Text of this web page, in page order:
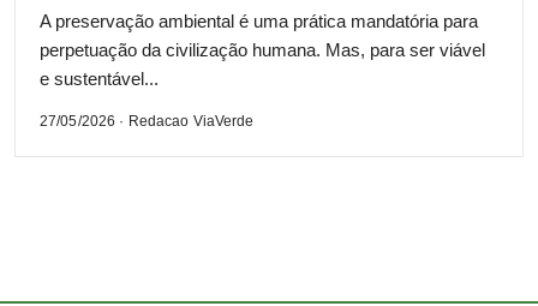
A preservação ambiental é uma prática mandatória para
perpetuação da civilização humana. Mas, para ser viável
e sustentável...
27/05/2026 · Redacao ViaVerde